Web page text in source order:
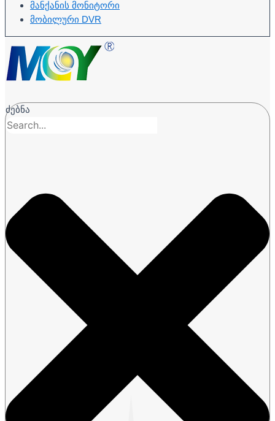
ᲛᲐᲜᲥᲐᲜᲘᲡ ᲛᲝᲜᲘᲢᲝᲠᲘ
ᲛᲝᲑᲘᲚᲣᲠᲘ DVR
ძებნა